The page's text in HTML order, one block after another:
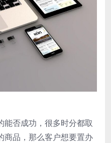
能否成功，很多时分都取
商品，那么客户想要置办